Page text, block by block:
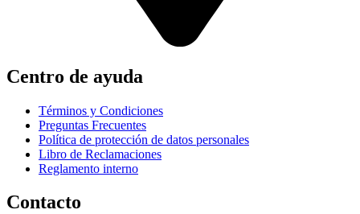
Centro de ayuda
Términos y Condiciones
Preguntas Frecuentes
Política de protección de datos personales
Libro de Reclamaciones
Reglamento interno
Contacto